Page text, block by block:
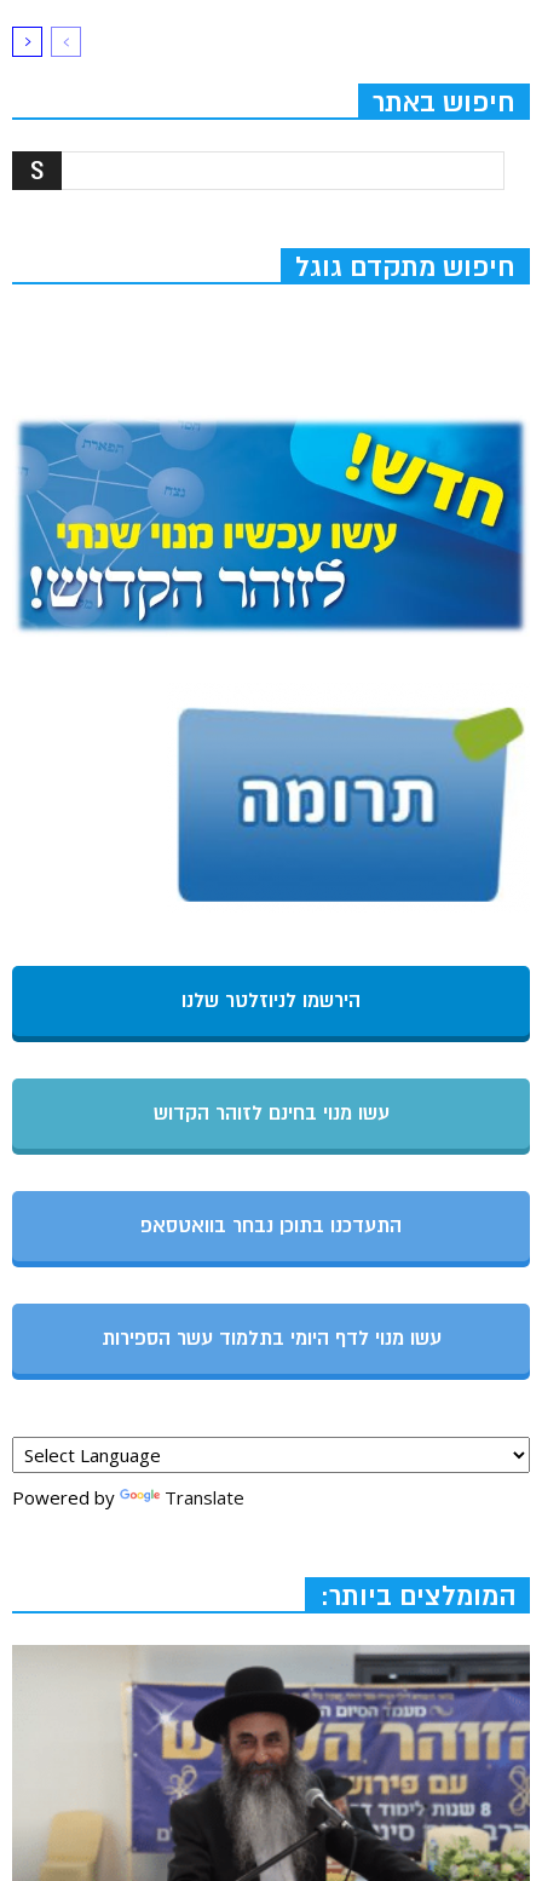
חיפוש באתר
חיפוש מתקדם גוגל
הירשמו לניוזלטר שלנו
עשו מנוי בחינם לזוהר הקדוש
התעדכנו בתוכן נבחר בוואטסאפ
עשו מנוי לדף היומי בתלמוד עשר הספירות
Powered by Translate
המומלצים ביותר: